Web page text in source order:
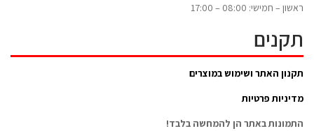
ראשון – חמישי: 08:00 – 17:00
תקנים
תקנון האתר ושימוש במוצרים
מדיניות פרטיות
התמונות באתר הן להמחשה בלבד!